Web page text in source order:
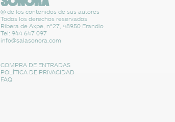
@ de los contenidos de sus autores
Todos los derechos reservados
Ribera de Axpe, nº27, 48950 Erandio
Tel: 944 647 097
info@salasonora.com
COMPRA DE ENTRADAS
POLÍTICA DE PRIVACIDAD
FAQ